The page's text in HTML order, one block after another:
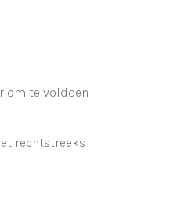
om te voldoen
rechtstreeks